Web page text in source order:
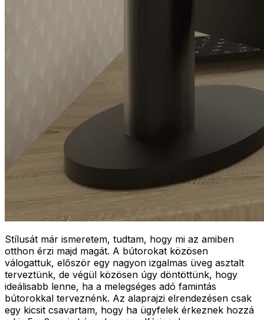
Stílusát már ismeretem, tudtam, hogy mi az amiben
otthon érzi majd magát. A bútorokat közösen
válogattuk, először egy nagyon izgalmas üveg asztalt
terveztünk, de végül közösen úgy döntöttünk, hogy
ideálisabb lenne, ha a melegséges adó famintás
bútorokkal terveznénk. Az alaprajzi elrendezésen csak
egy kicsit csavartam, hogy ha ügyfelek érkeznek hozzá